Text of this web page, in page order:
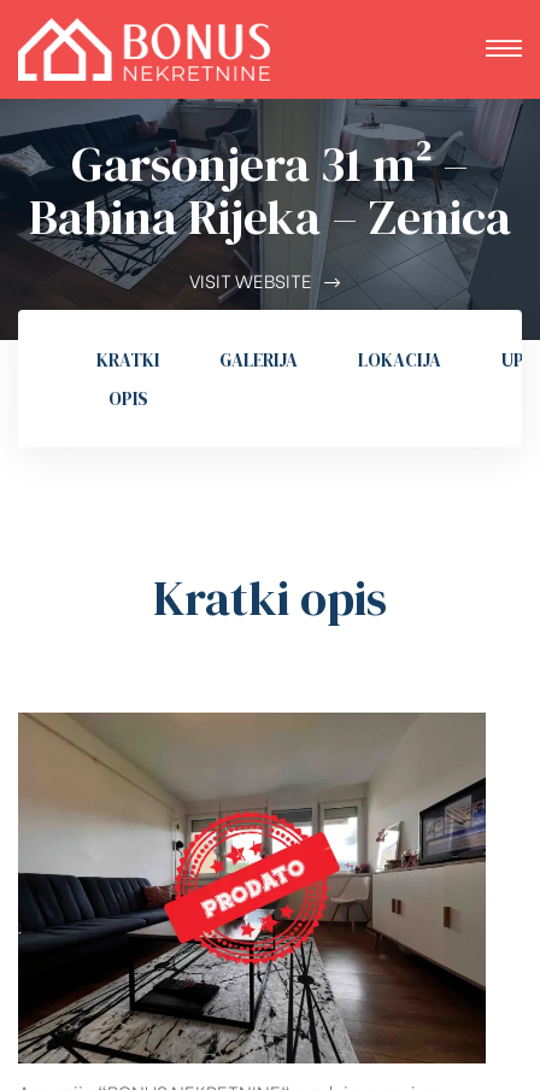
Garsonjera 31 m² –
Babina Rijeka – Zenica
VISIT WEBSITE
KRATKI
OPIS
GALERIJA LOKACIJA UPIT
Kratki opis